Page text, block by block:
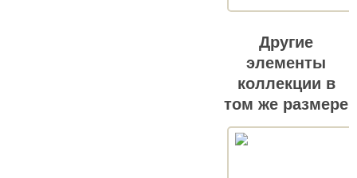
Другие
элементы
коллекции в
том же размере